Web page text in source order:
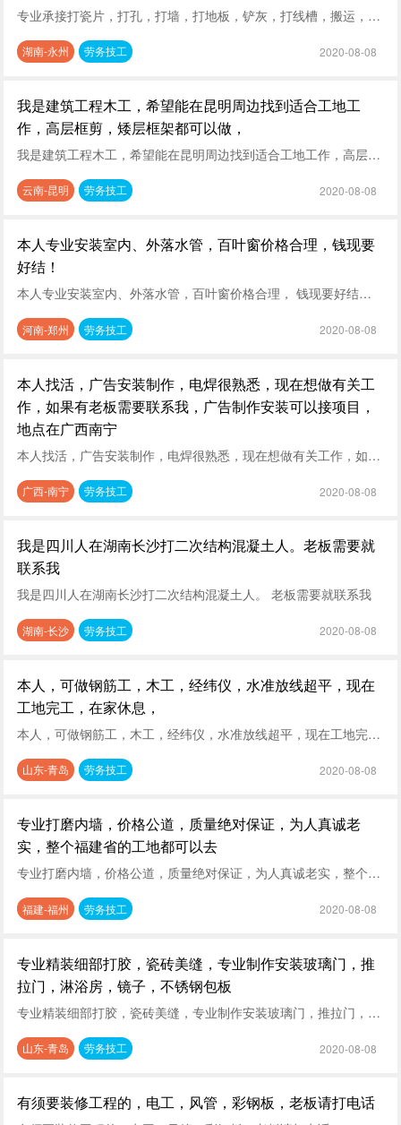
专业承接打瓷片，打孔，打墙，打地板，铲灰，打线槽，搬运，上材料，滚油漆，清垃圾，挖沟，管道等各种工作，有需要的老板联系
湖南-永州 劳务技工 2020-08-08
我是建筑工程木工，希望能在昆明周边找到适合工地工
作，高层框剪，矮层框架都可以做，
我是建筑工程木工，希望能在昆明周边找到适合工地工作，高层框剪，矮层框架都可以做，需要的联系我。
云南-昆明 劳务技工 2020-08-08
本人专业安装室内、外落水管，百叶窗价格合理，钱现要
好结！
本人专业安装室内、外落水管，百叶窗价格合理， 钱现要好结！有需要的老板请联系
河南-郑州 劳务技工 2020-08-08
本人找活，广告安装制作，电焊很熟悉，现在想做有关工
作，如果有老板需要联系我，广告制作安装可以接项目，
地点在广西南宁
本人找活，广告安装制作，电焊很熟悉，现在想做有关工作，如果有老板需要联系我，广告制作安装可以接项目，地点在广西南宁
广西-南宁 劳务技工 2020-08-08
我是四川人在湖南长沙打二次结构混凝土人。老板需要就
联系我
我是四川人在湖南长沙打二次结构混凝土人。 老板需要就联系我
湖南-长沙 劳务技工 2020-08-08
本人，可做钢筋工，木工，经纬仪，水准放线超平，现在
工地完工，在家休息，
本人，可做钢筋工，木工，经纬仪，水准放线超平，现在工地完工，在家休息，有用人的老板联系一下
山东-青岛 劳务技工 2020-08-08
专业打磨内墙，价格公道，质量绝对保证，为人真诚老
实，整个福建省的工地都可以去
专业打磨内墙，价格公道，质量绝对保证，为人真诚老实，整个福建省的工地都可以去，有需要的老板可以联系
福建-福州 劳务技工 2020-08-08
专业精装细部打胶，瓷砖美缝，专业制作安装玻璃门，推
拉门，淋浴房，镜子，不锈钢包板
专业精装细部打胶，瓷砖美缝，专业制作安装玻璃门，推拉门，淋浴房，镜子，不锈钢包板，以及各种玻璃工程
山东-青岛 劳务技工 2020-08-08
有须要装修工程的，电工，风管，彩钢板，老板请打电话